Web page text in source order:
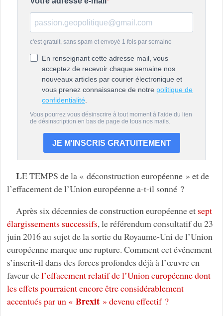
LE TEMPS de la « déconstruction européenne » et de
l’effacement de l’Union européenne a-t-il sonné ?
Après six décennies de construction européenne et sept
élargissements successifs, le référendum consultatif du 23
juin 2016 au sujet de la sortie du Royaume-Uni de l’Union
européenne marque une rupture. Comment cet événement
s’inscrit-il dans des forces profondes déjà à l’œuvre en
faveur del’effacement relatif de l’Union européenne dont
les effets pourraient encore être considérablement
accentués par un « Brexit» devenu effectif ?